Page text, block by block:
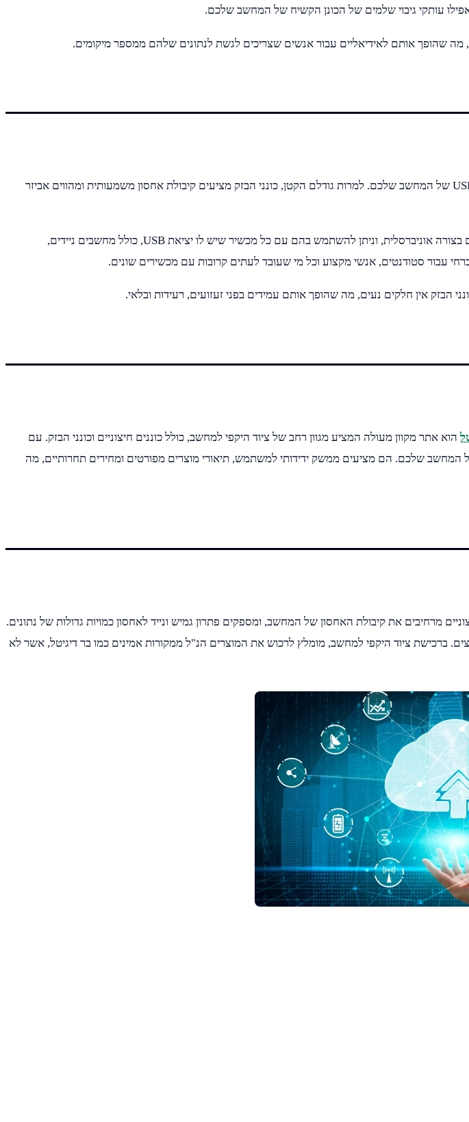
עותקי גיבוי שלמים של הכונן הקשיח של המחשב שלכם.
מה שהופך אותם לאידיאליים עבור אנשים שצריכים לגשת לנתונים שלהם ממספר מיקומים.
כונני הבזק, הידועים גם ככונני USB או כונני אצבע, הם התקני אחסון קומפקטיים המתחברים ליציאת ה-USB של המחשב שלכם. למרות גודלם הקטן, כונני הבזק מציעים קיבולת אחסון משמעותית ומהווים אביזר
כונני הבזק מושלמים להעברת קבצים מהירה בין מחשבים או לשיתוף של קבצים עם אחרים. הם מותאמים בצורה אוניברסלית, וניתן להשתמש בהם עם כל מכשיר שיש לו יציאת USB, כולל מחשבים ניידים,
עבור סטודנטים, אנשי מקצוע וכל מי שעובד לעתים קרובות עם מכשירים שונים.
הבזק אין חלקים נעים, מה שהופך אותם עמידים בפני זעזועים, רעידות ובלאי.
הוא אתר מקוון מעולה המציע מגוון רחב של ציוד היקפי למחשב, כולל כוננים חיצוניים וכונני הבזק. עם
המחשב שלכם. הם מציעים ממשק ידידותי למשתמש, תיאורי מוצרים מפורטים ומחירים תחרותיים, מה
מרחיבים את קיבולת האחסון של המחשב, ומספקים פתרון גמיש ונייד לאחסון כמויות גדולות של נתונים.
ברכישת ציוד היקפי למחשב, מומלץ לרכוש את המוצרים הנ"ל ממקורות אמינים כמו בר דיגיטל, אשר לא